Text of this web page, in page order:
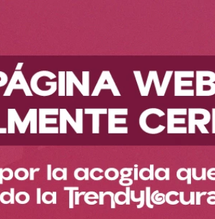
Corporal
Splash y perfumes
Ref PMT1930
The
de belleza con esta exquisita fragancia
amielados y dulces.